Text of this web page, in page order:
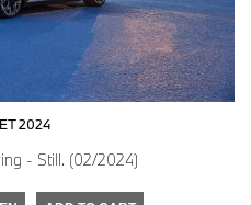
2024
- Still. (02/2024)